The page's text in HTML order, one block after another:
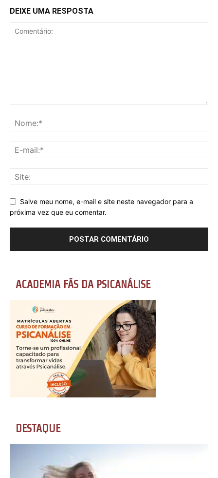
DEIXE UMA RESPOSTA
Salve meu nome, e-mail e site neste navegador para a
próxima vez que eu comentar.
ACADEMIA FÃS DA PSICANÁLISE
DESTAQUE